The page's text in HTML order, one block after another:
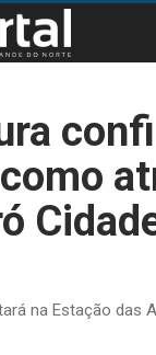
na Estação das